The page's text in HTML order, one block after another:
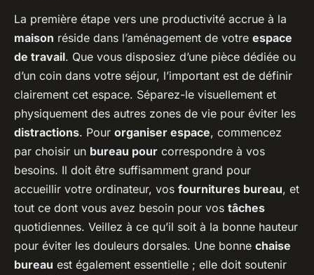
La première étape vers une productivité accrue à la
maison réside dans l’aménagement de votre espace
de travail. Que vous disposiez d’une pièce dédiée ou
d’un coin dans votre séjour, l’important est de définir
clairement cet espace. Séparez-le visuellement et
physiquement des autres zones de vie pour éviter les
distractions. Pour organiser espace, commencez
par choisir un bureau pour correspondre à vos
besoins. Il doit être suffisamment grand pour
accueillir votre ordinateur, vos fournitures bureau, et
tout ce dont vous avez besoin pour vos tâches
quotidiennes. Veillez à ce qu’il soit à la bonne hauteur
pour éviter les douleurs dorsales. Une bonne chaise
bureau est également essentielle ; elle doit soutenir